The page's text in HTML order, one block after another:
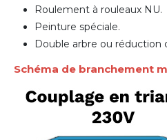
Roulement à rouleaux NU.
Peinture spéciale.
Double arbre ou réduction
Schéma de branchement